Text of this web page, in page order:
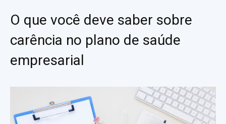
O que você deve saber sobre
carência no plano de saúde
empresarial